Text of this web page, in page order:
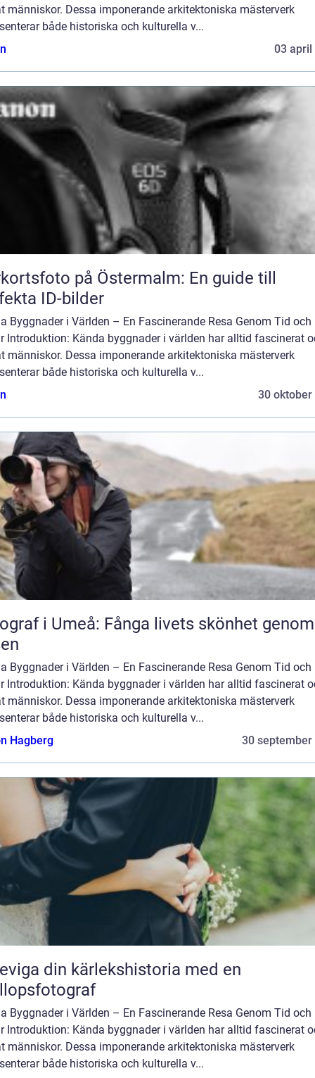
människor. Dessa imponerande arkitektoniska mästerverk
både historiska och kulturella v...
03 april
på Östermalm: En guide till
ID-bilder
Byggnader i Världen – En Fascinerande Resa Genom Tid och
Introduktion: Kända byggnader i världen har alltid fascinerat
människor. Dessa imponerande arkitektoniska mästerverk
både historiska och kulturella v...
30 oktober
i Umeå: Fånga livets skönhet genom
Byggnader i Världen – En Fascinerande Resa Genom Tid och
Introduktion: Kända byggnader i världen har alltid fascinerat
människor. Dessa imponerande arkitektoniska mästerverk
både historiska och kulturella v...
Hagberg
30 september
din kärlekshistoria med en
Byggnader i Världen – En Fascinerande Resa Genom Tid och
Introduktion: Kända byggnader i världen har alltid fascinerat
människor. Dessa imponerande arkitektoniska mästerverk
både historiska och kulturella v...